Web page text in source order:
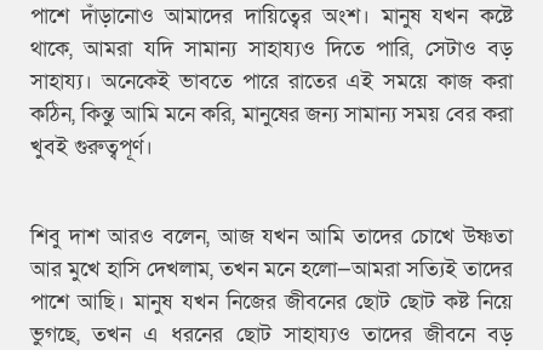
পাশে দাঁড়ানোও আমাদের দায়িত্বের অংশ। মানুষ যখন কষ্টে
থাকে, আমরা যদি সামান্য সাহায্যও দিতে পারি, সেটাও বড়
সাহায্য। অনেকেই ভাবতে পারে রাতের এই সময়ে কাজ করা
কঠিন, কিন্তু আমি মনে করি, মানুষের জন্য সামান্য সময় বের করা
খুবই গুরুত্বপূর্ণ।
শিবু দাশ আরও বলেন, আজ যখন আমি তাদের চোখে উষ্ণতা
আর মুখে হাসি দেখলাম, তখন মনে হলো—আমরা সত্যিই তাদের
পাশে আছি। মানুষ যখন নিজের জীবনের ছোট ছোট কষ্ট নিয়ে
ভুগছে, তখন এ ধরনের ছোট সাহায্যও তাদের জীবনে বড়